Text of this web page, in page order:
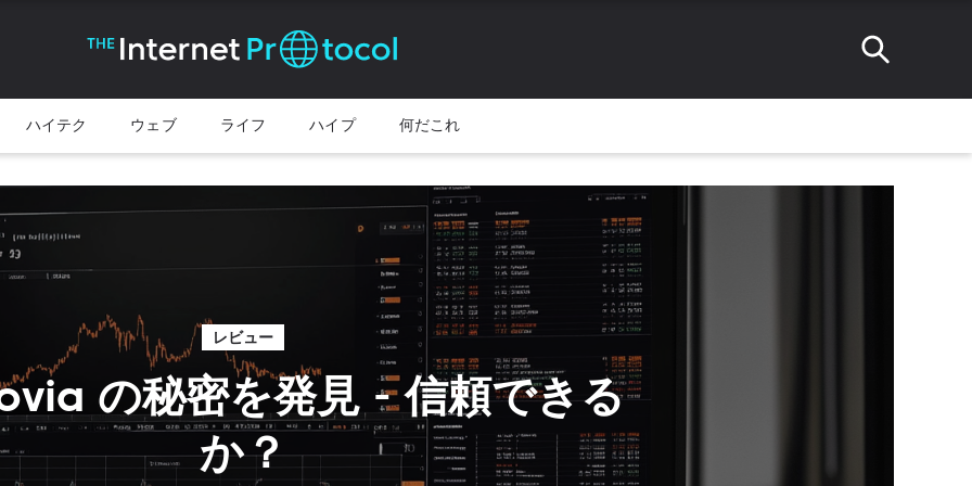
ハイテク ウェブ ライフ ハイプ 何だこれ
レビュー
の秘密を発見 - 信頼できる
か？